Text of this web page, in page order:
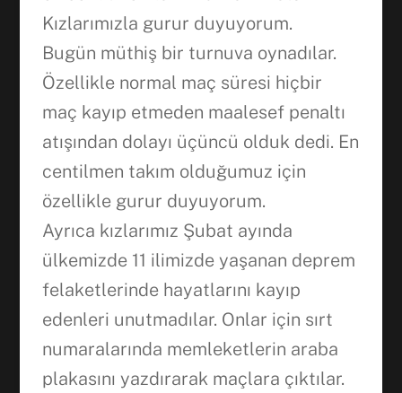
Kızlarımızla gurur duyuyorum.
Bugün müthiş bir turnuva oynadılar.
Özellikle normal maç süresi hiçbir
maç kayıp etmeden maalesef penaltı
atışından dolayı üçüncü olduk dedi. En
centilmen takım olduğumuz için
özellikle gurur duyuyorum.
Ayrıca kızlarımız Şubat ayında
ülkemizde 11 ilimizde yaşanan deprem
felaketlerinde hayatlarını kayıp
edenleri unutmadılar. Onlar için sırt
numaralarında memleketlerin araba
plakasını yazdırarak maçlara çıktılar.